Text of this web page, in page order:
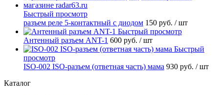
Быстрый просмотр
разъем реле 5-контактный с диодом 150 руб. / шт
Быстрый просмотр
Антенный разъем ANT-1 600 руб. / шт
Быстрый
просмотр
ISO-002 ISO-разъем (ответная часть) мама 930 руб. / шт
Каталог